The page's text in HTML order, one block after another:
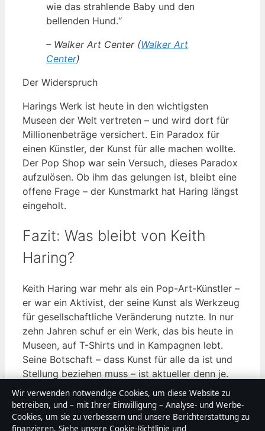
wie das strahlende Baby und den
bellenden Hund.“
– Walker Art Center (Walker Art
Center)
Der Widerspruch
Harings Werk ist heute in den wichtigsten
Museen der Welt vertreten – und wird dort für
Millionenbeträge versichert. Ein Paradox für
einen Künstler, der Kunst für alle machen wollte.
Der Pop Shop war sein Versuch, dieses Paradox
aufzulösen. Ob ihm das gelungen ist, bleibt eine
offene Frage – der Kunstmarkt hat Haring längst
eingeholt.
Fazit: Was bleibt von Keith
Haring?
Keith Haring war mehr als ein Pop-Art-Künstler –
er war ein Aktivist, der seine Kunst als Werkzeug
für gesellschaftliche Veränderung nutzte. In nur
zehn Jahren schuf er ein Werk, das bis heute in
Museen, auf T-Shirts und in Kampagnen lebt.
Seine Botschaft – dass Kunst für alle da ist und
Stellung beziehen muss – ist aktueller denn je.
Für die deutsche Kunstszene, die nach
authentischen, politischen Positionen sucht,
bleibt Haring ein unerreichtes Vorbild: einer, der
Wir verwenden notwendige Cookies, um diese Website zu
betreiben, und – mit Ihrer Einwilligung – Analyse- und Werbe-
Cookies, um sie zu verbessern und unsere Berichterstattung zu
finanzieren. Siehe unsere Cookie-Richtlinie und